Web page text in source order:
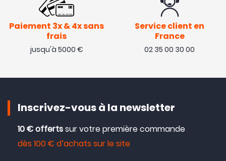
Paiement 3x & 4x sans
frais
jusqu'à 5000 €
Service client en
France
02 35 00 30 00
Inscrivez-vous à la newsletter
10 € offertssur votre première commande
dès 100 € d’achats sur le site